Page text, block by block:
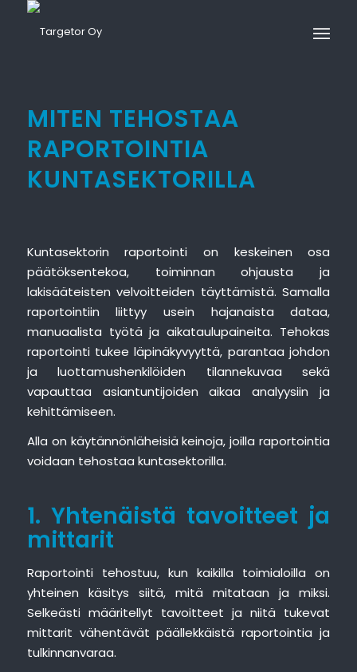
MITEN TEHOSTAA
RAPORTOINTIA
KUNTASEKTORILLA
Kuntasektorin raportointi on keskeinen osa
päätöksentekoa, toiminnan ohjausta ja
lakisääteisten velvoitteiden täyttämistä. Samalla
raportointiin liittyy usein hajanaista dataa,
manuaalista työtä ja aikataulupaineita. Tehokas
raportointi tukee läpinäkyvyyttä, parantaa johdon
ja luottamushenkilöiden tilannekuvaa sekä
vapauttaa asiantuntijoiden aikaa analyysiin ja
kehittämiseen.
Alla on käytännönläheisiä keinoja, joilla raportointia
voidaan tehostaa kuntasektorilla.
1. Yhtenäistä tavoitteet ja
mittarit
Raportointi tehostuu, kun kaikilla toimialoilla on
yhteinen käsitys siitä, mitä mitataan ja miksi.
Selkeästi määritellyt tavoitteet ja niitä tukevat
mittarit vähentävät päällekkäistä raportointia ja
tulkinnanvaraa.